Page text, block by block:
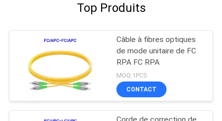
Top Produits
Câble à fibres optiques
de mode unitaire de FC
RPA FC RPA
MOQ:1PCS
CONTACT